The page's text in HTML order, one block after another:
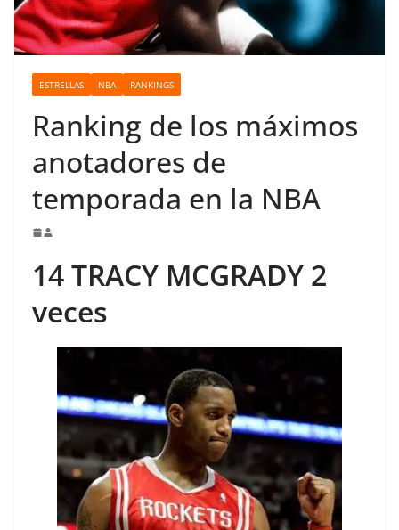
ESTRELLAS NBA RANKINGS
Ranking de los máximos
anotadores de
temporada en la NBA
14 TRACY MCGRADY 2
veces